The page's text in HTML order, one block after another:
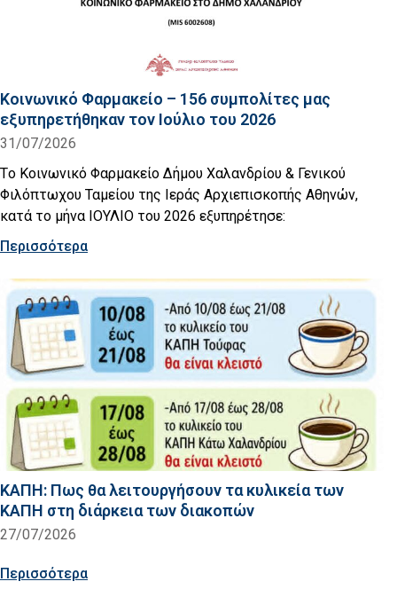
Κοινωνικό Φαρμακείο – 156 συμπολίτες μας
εξυπηρετήθηκαν τον Ιούλιο του 2026
31/07/2026
Tο Κοινωνικό Φαρμακείο Δήμου Χαλανδρίου & Γενικού
Φιλόπτωχου Ταμείου της Ιεράς Αρχιεπισκοπής Αθηνών,
κατά το μήνα ΙΟΥΛΙΟ του 2026 εξυπηρέτησε:
Περισσότερα
ΚΑΠΗ: Πως θα λειτουργήσουν τα κυλικεία των
ΚΑΠΗ στη διάρκεια των διακοπών
27/07/2026
Περισσότερα